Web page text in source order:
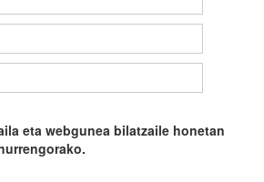
eta webgunea bilatzaile honetan